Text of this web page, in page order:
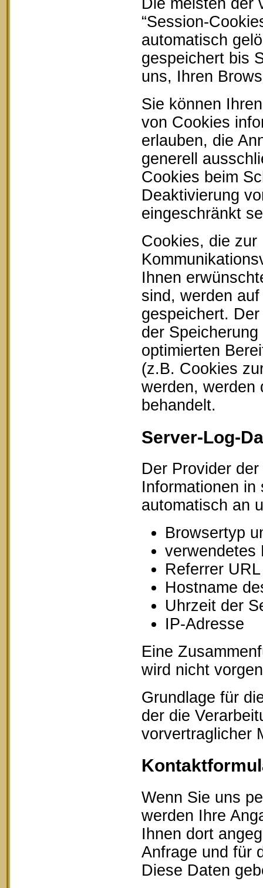
Die meisten der
“Session-
automatisch
gespeichert bis
uns, Ihren
Sie können
von Cookies
erlauben, die
generell
Cookies beim
Deaktivierung
eingeschränkt
Cookies, die zur
Ihnen
sind, werden
gespeichert.
der
optimierten
(z.B. Cookies
werden, werden
behandelt.
Server-Log-
Der Provider
Informationen
automatisch an
Browsertyp
verwendetes
Referrer URL
Hostname
Uhrzeit der
IP-Adresse
Eine
wird nicht
Grundlage für
der die
vorvertraglicher
Wenn Sie uns
werden Ihre
Ihnen dort
Anfrage und für
Diese Daten